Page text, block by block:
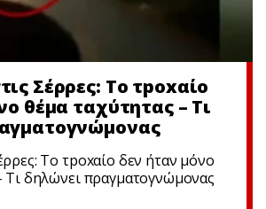
Σέρρες: Το τpoxαίο
θέμα ταχύτητας – Τι
Το τpoxαίο δεν ήταν μόνο
Τι δηλώνει πραγματογνώμονας